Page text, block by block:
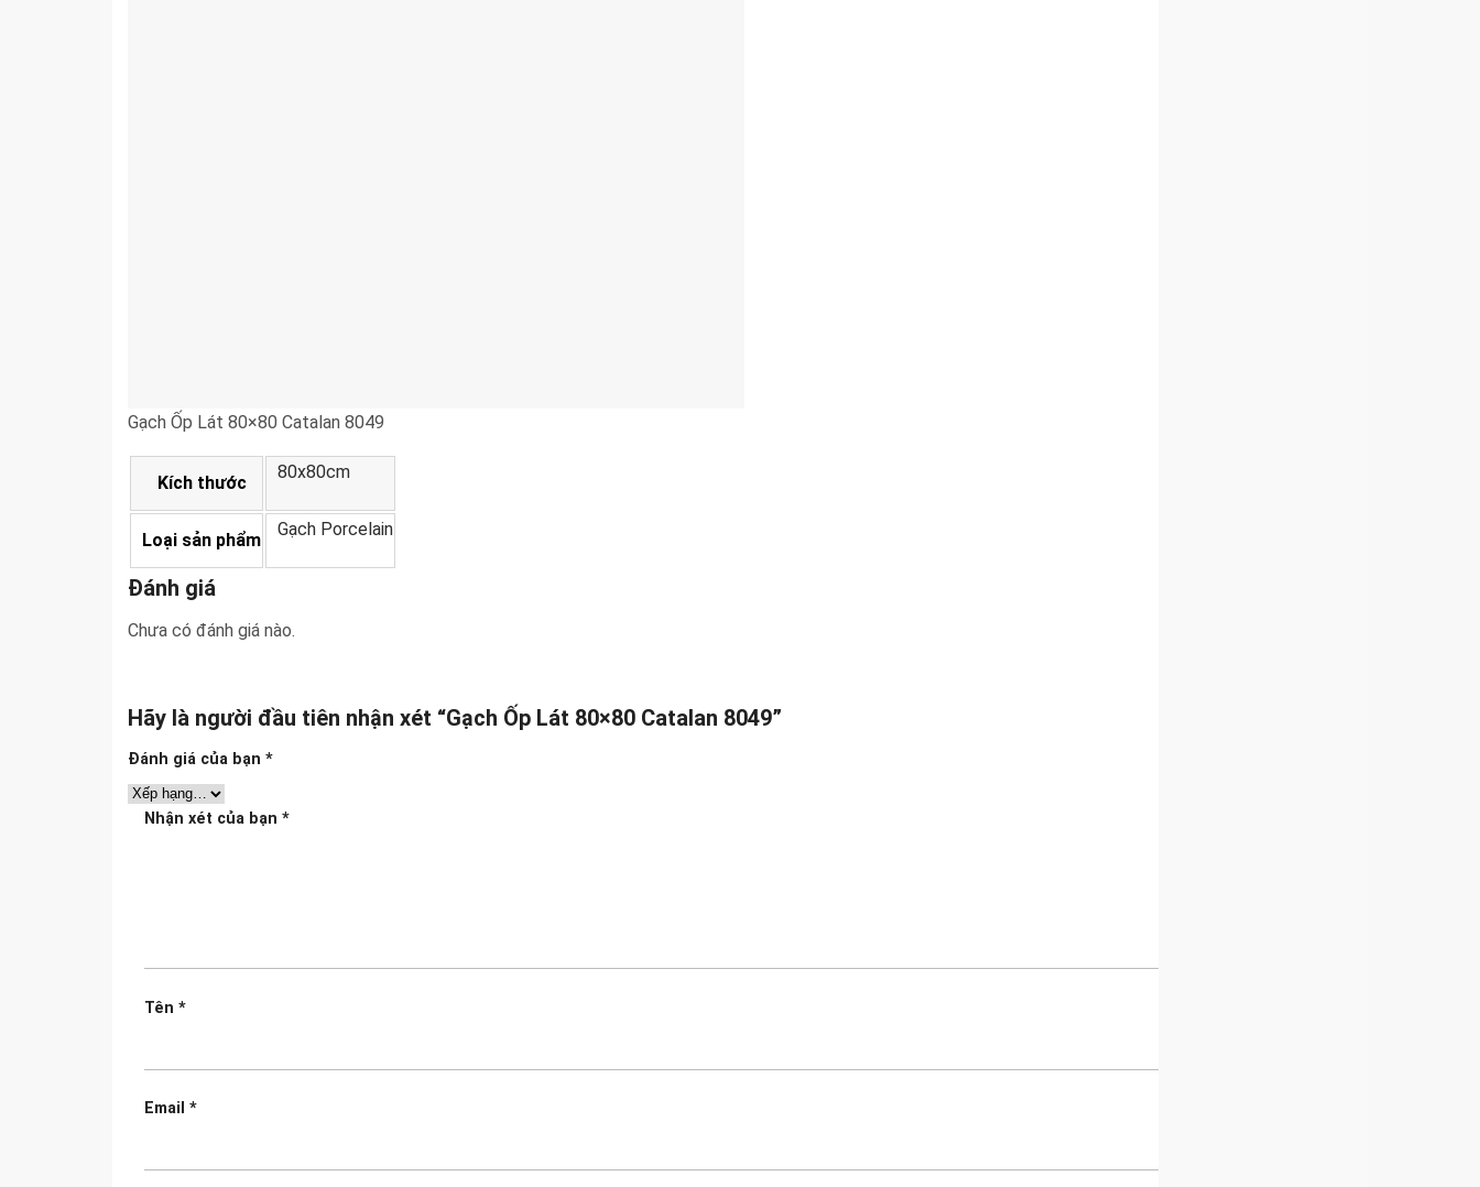
Gạch Ốp Lát 80×80 Catalan 8049
Kích thước
80x80cm
Loại sản phẩm
Gạch Porcelain
Đánh giá
Chưa có đánh giá nào.
Hãy là người đầu tiên nhận xét “Gạch Ốp Lát 80×80 Catalan 8049”
Đánh giá của bạn *
Nhận xét của bạn *
Tên *
Email *